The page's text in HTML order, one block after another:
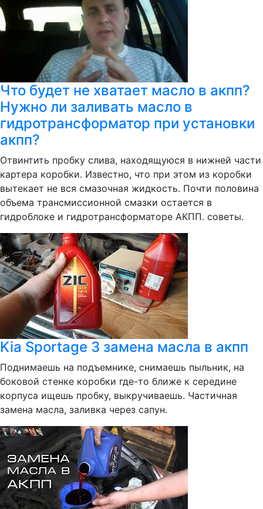
Что будет не хватает масло в акпп?
Нужно ли заливать масло в
гидротрансформатор при установки
акпп?
Отвинтить пробку слива, находящуюся в нижней части
картера коробки. Известно, что при этом из коробки
вытекает не вся смазочная жидкость. Почти половина
объема трансмиссионной смазки остается в
гидроблоке и гидротрансформаторе АКПП. советы.
Kia Sportage 3 замена масла в акпп
Поднимаешь на подъемнике, снимаешь пыльник, на
боковой стенке коробки где-то ближе к середине
корпуса ищешь пробку, выкручиваешь. Частичная
замена масла, заливка через сапун.